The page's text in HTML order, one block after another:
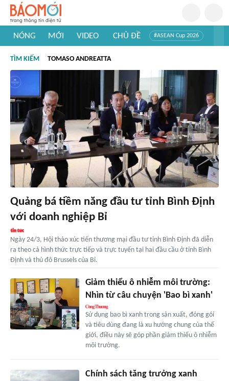
NÓNG MỚI VIDEO CHỦ ĐỀ #ASEAN Cup 2026
#Khám phá thế giới
TÌM KIẾM TOMASO ANDREATTA
Quảng bá tiềm năng đầu tư tỉnh Bình Định
với doanh nghiệp Bỉ
Ngày 24/3, Hội thảo xúc tiến thương mại đầu tư tỉnh Bình Định đã diễn
ra theo cả hình thức trực tiếp và trực tuyến tại hai đầu cầu ở tỉnh Bình
Định và thủ đô Brussels của Bỉ.
Giảm thiểu ô nhiễm môi trường:
Nhìn từ câu chuyện 'Bao bì xanh'
Sử dụng bao bì xanh trong sản xuất, đóng gói
và tiêu dùng đang là xu hướng chung của thế
giới, điều này sẽ góp phần giảm thiểu ô nhiễm
môi trường.
Chính sách tăng trưởng xanh